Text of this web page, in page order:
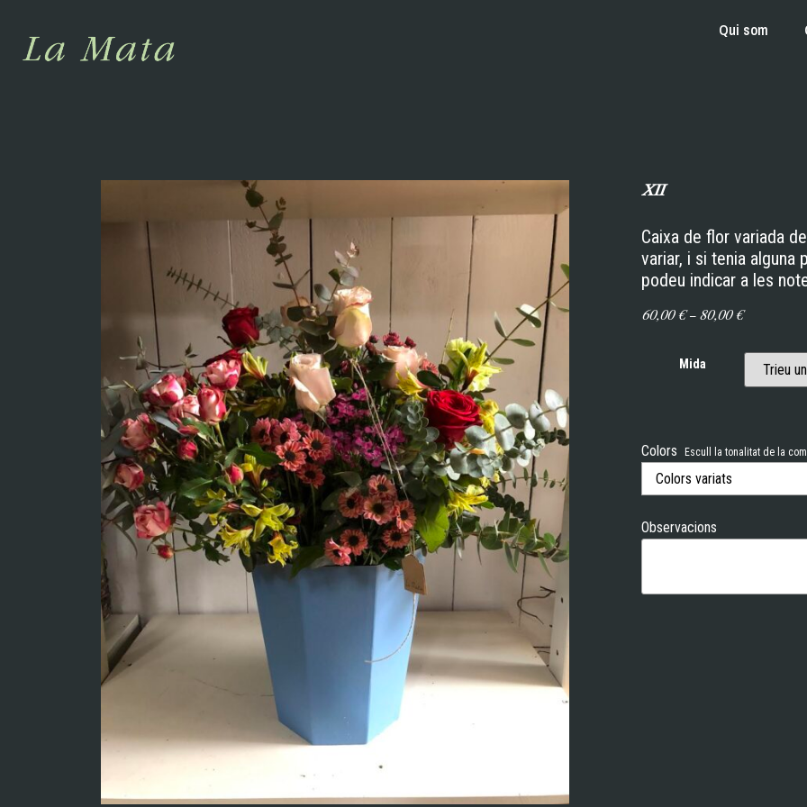
Qui som
XII
Caixa de flor variada
variar, i si tenia
podeu indicar a les
60,00€–80,00€
Mida
Colors Escull la tonalitat de la
Observacions